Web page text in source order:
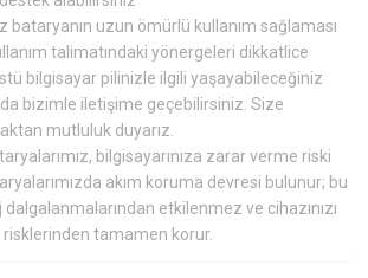
bataryanın uzun ömürlü kullanım sağlaması
talimatındaki yönergeleri dikkatlice
bilgisayar pilinizle ilgili yaşayabileceğiniz
bizimle iletişime geçebilirsiniz. Size
mutluluk duyarız.
bilgisayarınıza zarar verme riski
akım koruma devresi bulunur; bu
etkilenmez ve cihazınızı
tamamen korur.